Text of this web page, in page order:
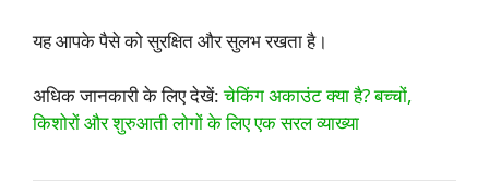
यह आपके पैसे को सुरक्षित और सुलभ रखता है।
अधिक जानकारी के लिए देखें:चेकिंग अकाउंट क्या है? बच्चों,
किशोरों और शुरुआती लोगों के लिए एक सरल व्याख्या